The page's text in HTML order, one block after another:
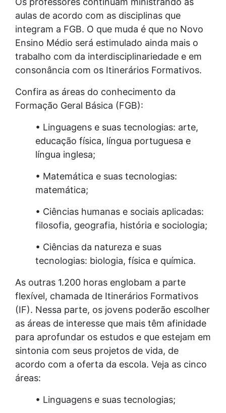
aulas de acordo com as disciplinas que
integram a FGB. O que muda é que no Novo
Ensino Médio será estimulado ainda mais o
trabalho com da interdisciplinariedade e em
consonância com os Itinerários Formativos.
Confira as áreas do conhecimento da
Formação Geral Básica (FGB):
• Linguagens e suas tecnologias: arte,
educação física, língua portuguesa e
língua inglesa;
• Matemática e suas tecnologias:
matemática;
• Ciências humanas e sociais aplicadas:
filosofia, geografia, história e sociologia;
• Ciências da natureza e suas
tecnologias: biologia, física e química.
As outras 1.200 horas englobam a parte
flexível, chamada de Itinerários Formativos
(IF). Nessa parte, os jovens poderão escolher
as áreas de interesse que mais têm afinidade
para aprofundar os estudos e que estejam em
sintonia com seus projetos de vida, de
acordo com a oferta da escola. Veja as cinco
áreas:
• Linguagens e suas tecnologias;